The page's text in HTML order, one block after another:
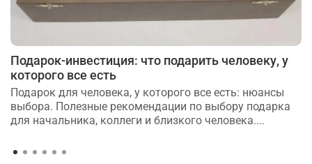
Подарок-инвестиция: что подарить человеку, у
которого все есть
Подарок для человека, у которого все есть: нюансы
выбора. Полезные рекомендации по выбору подарка
для начальника, коллеги и близкого человека....